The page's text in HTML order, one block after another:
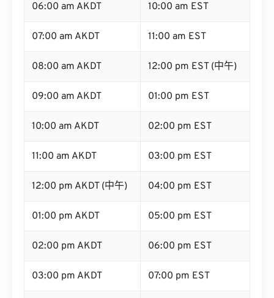
06:00 am AKDT 10:00 am EST
07:00 am AKDT 11:00 am EST
08:00 am AKDT 12:00 pm EST (中午)
09:00 am AKDT 01:00 pm EST
10:00 am AKDT 02:00 pm EST
11:00 am AKDT 03:00 pm EST
12:00 pm AKDT (中午) 04:00 pm EST
01:00 pm AKDT 05:00 pm EST
02:00 pm AKDT 06:00 pm EST
03:00 pm AKDT 07:00 pm EST